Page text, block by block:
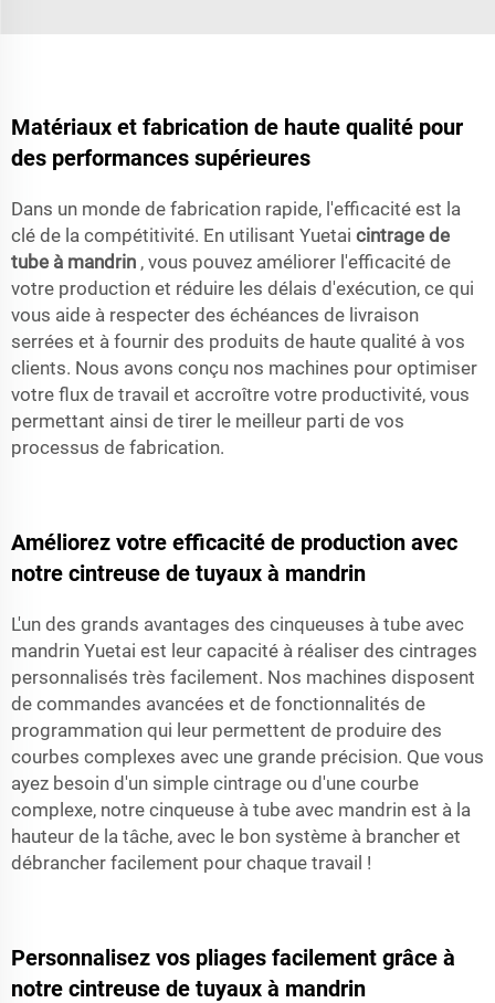
Matériaux et fabrication de haute qualité pour
des performances supérieures
Dans un monde de fabrication rapide, l'efficacité est la
clé de la compétitivité. En utilisant Yuetai cintrage de
tube à mandrin , vous pouvez améliorer l'efficacité de
votre production et réduire les délais d'exécution, ce qui
vous aide à respecter des échéances de livraison
serrées et à fournir des produits de haute qualité à vos
clients. Nous avons conçu nos machines pour optimiser
votre flux de travail et accroître votre productivité, vous
permettant ainsi de tirer le meilleur parti de vos
processus de fabrication.
Améliorez votre efficacité de production avec
notre cintreuse de tuyaux à mandrin
L'un des grands avantages des cinqueuses à tube avec
mandrin Yuetai est leur capacité à réaliser des cintrages
personnalisés très facilement. Nos machines disposent
de commandes avancées et de fonctionnalités de
programmation qui leur permettent de produire des
courbes complexes avec une grande précision. Que vous
ayez besoin d'un simple cintrage ou d'une courbe
complexe, notre cinqueuse à tube avec mandrin est à la
hauteur de la tâche, avec le bon système à brancher et
débrancher facilement pour chaque travail !
Personnalisez vos pliages facilement grâce à
notre cintreuse de tuyaux à mandrin